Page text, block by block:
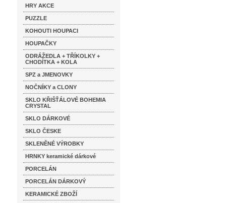
HRY AKCE
PUZZLE
KOHOUTI HOUPACI
HOUPAČKY
ODRÁŽEDLA + TŘÍKOLKY +
CHODÍTKA + KOLA
SPZ a JMENOVKY
NOČNÍKY a CLONY
SKLO KŘIŠŤÁLOVÉ BOHEMIA
CRYSTAL
SKLO DÁRKOVÉ
SKLO ČESKE
SKLENĚNÉ VÝROBKY
HRNKY keramické dárkové
PORCELÁN
PORCELÁN DÁRKOVÝ
KERAMICKÉ ZBOŽÍ